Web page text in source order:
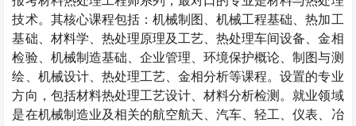
技术。其核心课程包括：机械制图、机械工程基础、热加工
基础、材料学、热处理原理及工艺、热处理车间设备、金相
检验、机械制造基础、企业管理、环境保护概论、制图与测
绘、机械设计、热处理工艺、金相分析等课程。设置的专业
方向，包括材料热处理工艺设计、材料分析检测。就业领域
是在机械制造业及相关的航空航天、汽车、轻工、仪表、冶